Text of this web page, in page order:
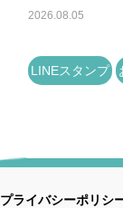
2026.08.05
LINEスタンプ
プライバシーポリシ